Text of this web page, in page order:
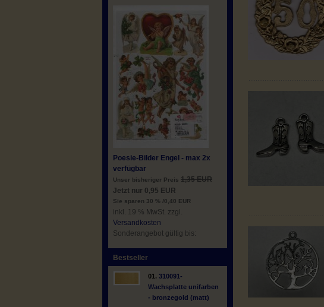
Poesie-Bilder Engel - max 2x
verfügbar
Unser bisheriger Preis 1,35 EUR
Jetzt nur 0,95 EUR
Sie sparen 30 % /0,40 EUR
inkl. 19 % MwSt. zzgl.
Versandkosten
Sonderangebot gültig bis:
Bestseller
01. 310091-
Wachsplatte unifarben
- bronzegold (matt)